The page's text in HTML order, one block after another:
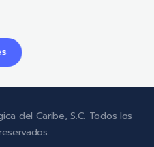
del Caribe, S.C. Todos los